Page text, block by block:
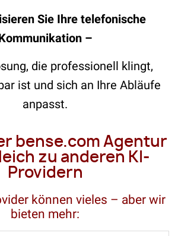
Sie Ihre telefonische
–
die professionell klingt,
ist und sich an Ihre Abläufe
anpasst.
bense.com Agentur
zu anderen KI-
Providern
können vieles – aber wir
bieten mehr: